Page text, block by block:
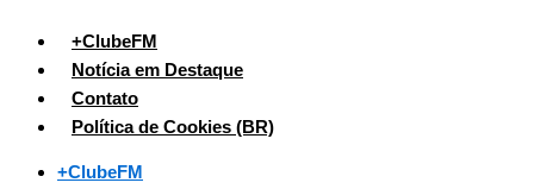
para
conteúdo
+ClubeFM
Notícia em Destaque
Contato
Política de Cookies (BR)
+ClubeFM